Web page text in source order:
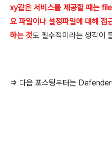
xy같은 서비스를 제공할 때는
요 파일이나 설정파일에 대해 접
하는 것도 필수적이라는 생각이
=> 다음 포스팅부터는